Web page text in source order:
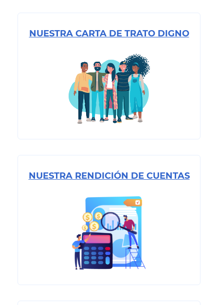
NUESTRA CARTA DE TRATO DIGNO
NUESTRA RENDICIÓN DE CUENTAS